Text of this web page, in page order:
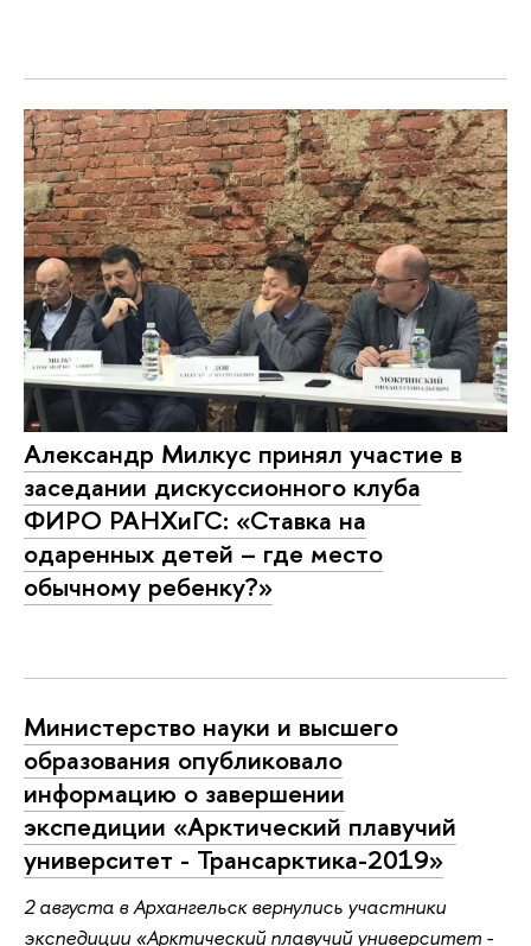
Александр Милкус принял участие в
заседании дискуссионного клуба
ФИРО РАНХиГС: «Ставка на
одаренных детей – где место
обычному ребенку?»
Министерство науки и высшего
образования опубликовало
информацию о завершении
экспедиции «Арктический плавучий
университет - Трансарктика-2019»
2 августа в Архангельск вернулись участники
экспедиции «Арктический плавучий университет -